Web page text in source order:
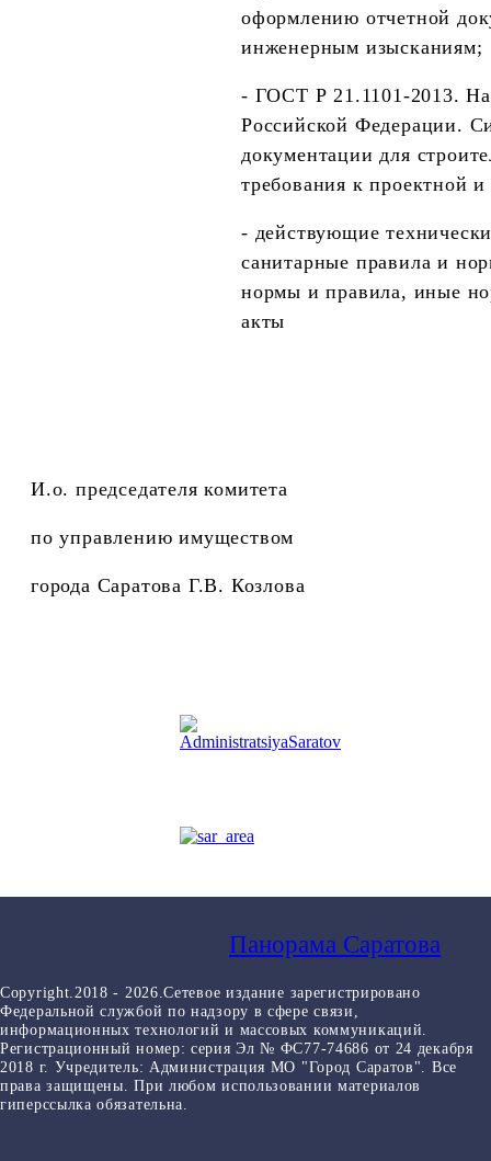
оформлению отчетной
инженерным изысканиям;
- ГОСТ Р 21.1101-2013.
Российской Федерации.
документации для
требования к проектной
- действующие
санитарные правила и
нормы и правила, иные
акты
И.о. председателя комитета
по управлению имуществом
города Саратова Г.В. Козлова
Панорама Саратова
Copyright.2018 - 2026.Сетевое издание зарегистрировано
Федеральной службой по надзору в сфере связи,
информационных технологий и массовых коммуникаций.
Регистрационный номер: серия Эл № ФС77-74686 от 24 декабря
2018 г. Учредитель: Администрация МО "Город Саратов". Все
права защищены. При любом использовании материалов
гиперссылка обязательна.